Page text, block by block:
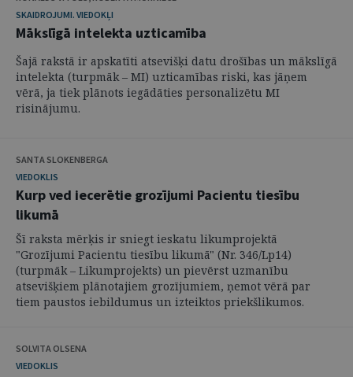
SKAIDROJUMI. VIEDOKĻI
Mākslīgā intelekta uzticamība
Šajā rakstā ir apskatīti atsevišķi datu drošības un mākslīgā
intelekta (turpmāk – MI) uzticamības riski, kas jāņem
vērā, ja tiek plānots iegādāties personalizētu MI
risinājumu.
SANTA SLOKENBERGA
VIEDOKLIS
Kurp ved iecerētie grozījumi Pacientu tiesību
likumā
Šī raksta mērķis ir sniegt ieskatu likumprojektā
"Grozījumi Pacientu tiesību likumā" (Nr. 346/Lp14)
(turpmāk – Likumprojekts) un pievērst uzmanību
atsevišķiem plānotajiem grozījumiem, ņemot vērā par
tiem paustos iebildumus un izteiktos priekšlikumos.
SOLVITA OLSENA
VIEDOKLIS